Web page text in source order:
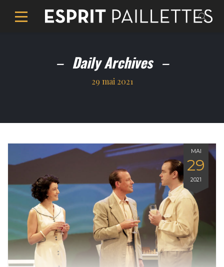
Daily Archives
29 mai 2021
MAI
29
2021